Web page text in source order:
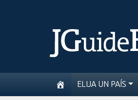
ELIJA UN PAÍS